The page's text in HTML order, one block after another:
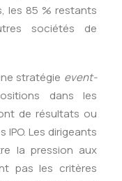
les 85 % restants
sociétés de
stratégie event-
dans les
de résultats ou
Les dirigeants
la pression aux
pas les critères